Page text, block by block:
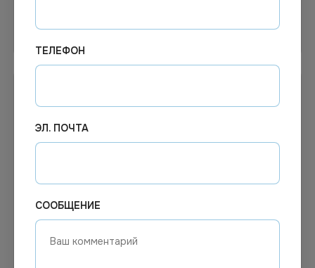
Узнать цену Узнать цену
Цена по запросу
ТЕЛЕФОН
ЭЛ. ПОЧТА
СООБЩЕНИЕ